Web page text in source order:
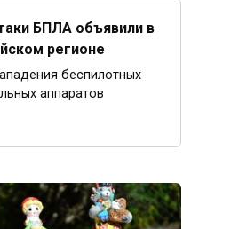
БПЛА объявили в
регионе
беспилотных
аппаратов